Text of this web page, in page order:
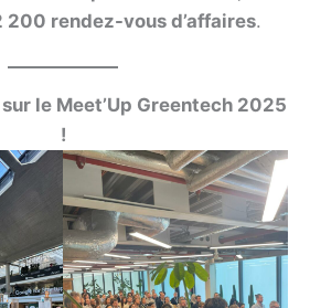
200 rendez-vous d’affaires.
le Meet’Up Greentech 2025
!